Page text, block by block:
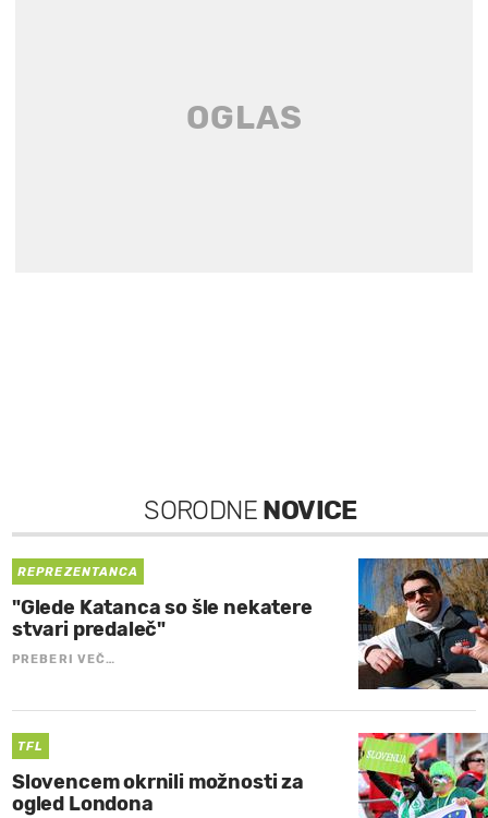
SORODNE NOVICE
REPREZENTANCA
"Glede Katanca so šle nekatere
stvari predaleč"
PREBERI VEČ…
TFL
Slovencem okrnili možnosti za
ogled Londona